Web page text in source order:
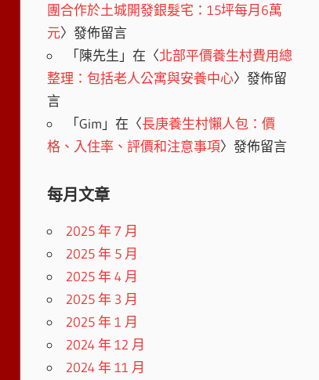
團合作於土城開發銀髮宅：15坪每月6萬
元〉發佈留言
「陳先生 」在〈北部平價養生村費用總
整理：包括老人公寓與安養中心〉發佈留
言
「Gim 」在〈長庚養生村懶人包：價
格、入住率、評價和注意事項〉發佈留言
每月文章
2025 年 7 月
2025 年 5 月
2025 年 4 月
2025 年 3 月
2025 年 1 月
2024 年 12 月
2024 年 11 月